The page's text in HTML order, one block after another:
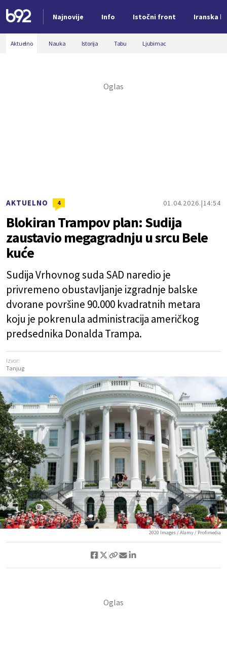
Najnovije Info Istočni front Iranska
Nova vest
Aktuelno Nauka Istorija Tabu Ljubimac
AKTUELNO 4 01.04.2026. 14:54
Blokiran Trampov plan: Sudija
zaustavio megagradnju u srcu Bele
kuće
Sudija Vrhovnog suda SAD naredio je
privremeno obustavljanje izgradnje balske
dvorane površine 90.000 kvadratnih metara
koju je pokrenula administracija američkog
predsednika Donalda Trampa.
Izvor:
Tanjug
2020 Images / Alamy / Profimedia